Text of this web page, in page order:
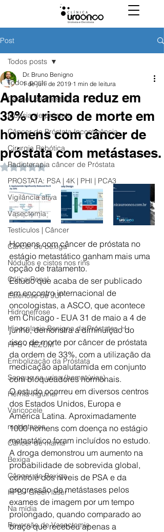
Post
Todos posts
Câncer de Próstata
Biópsia de próstata
Câncer de Próstata Incontinência
Cirurgia Robótica
Radioterapia câncer de Próstata
PROSTATA: PSA | 4K | PHI | PCA3
Vigilância ativa
Vasectomia
Testículos | Câncer
Câncer de bexiga
Nódulos e cistos nos rins
Cólica Renal
Estenose de JUP
Hidronefrose
Hiperplasia Benigna da Próstata - H
HPB - REZUM
Embolização da Próstata
Sangue na urina (hematúrias)
Hérnia inguinal
Varicocele
metástases
Câncer de mama
Bexiga
Câncer de Bexiga
HPB - Green laser
Na mídia
Reversão de Vasectomia
Todos posts
Apalutamida reduz em
33% o risco de morte em
homens com câncer de
próstata com metástases.
Dr. Bruno Benigno
1 de jun. de 2019 1 min de leitura
Avaliado com NaN de 5 estrelas.
Homens com câncer de próstata no
estágio metastático ganham mais uma
opção de tratamento.
Estudo que acaba de ser publicado
em encontro internacional de
oncologistas, a ASCO, que acontece
em Chicago - EUA 31 de maio a 4 de
junho, demonstra a diminuição do
risco de morte por câncer de próstata
da ordem de 33%, com a utilização da
medicação apalutamida em conjunto
com bloqueadores hormonais.
O estudo ocorreu em diversos centros
dos Estados Unidos, Europa e
América Latina. Aproximadamente
1000 homens com doença no estágio
metastático foram incluídos no estudo.
A droga demonstrou um aumento na
probabilidade de sobrevida global,
controle dos níveis de PSA e da
progressão de metástases pelos
exames de imagem por um tempo
prolongado, quando comparado ao
braço que recebeu apenas a